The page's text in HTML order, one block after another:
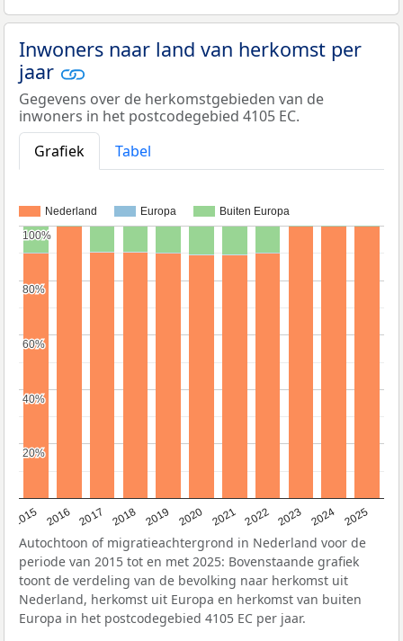
Inwoners naar land van herkomst per
jaar
Gegevens over de herkomstgebieden van de
inwoners in het postcodegebied 4105 EC.
Grafiek
Tabel
Nederland Europa Buiten Europa
2015 2016 2017 2018 2019 2020 2021 2022 2023 2024 2025
20%
20%
40%
40%
60%
60%
80%
80%
100%
100%
Autochtoon of migratieachtergrond in Nederland voor de
periode van 2015 tot en met 2025: Bovenstaande grafiek
toont de verdeling van de bevolking naar herkomst uit
Nederland, herkomst uit Europa en herkomst van buiten
Europa in het postcodegebied 4105 EC per jaar.